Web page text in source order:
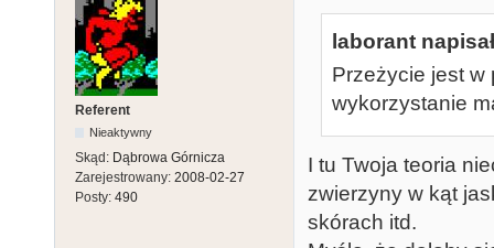
Referent
Nieaktywny
Skąd: Dąbrowa Górnicza
Zarejestrowany: 2008-02-27
Posty: 490
laborant
Przeżycie jest w
wykorzystanie
I tu Twoja teoria
zwierzyny w kąt
skórach itd.